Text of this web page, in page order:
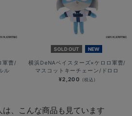
軍曹/
ル
SOLD OUT NEW
横浜DeNAベイスターズ×ケロロ軍曹/
マスコットキーチェーン/ドロロ
¥2,200 (税込)
は、こんな商品も見ています